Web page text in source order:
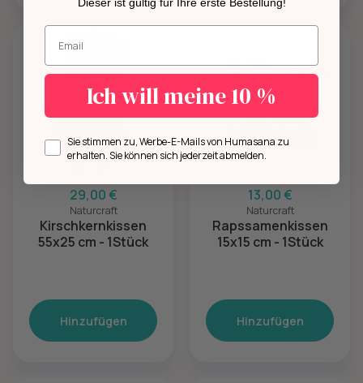
29,00 €
Naturcraft
Kirschkernkissen
55x25 cm - 1Stück
Hinzufügen
13,00 €
Naturcraft
Rapssamenkissen
15x15 cm - 1Stück
Hinzufügen
Geben Sie Ihre E-Mail-Adresse ein.
Ich will meine 10 %
Opt inSie stimmen zu, Werbe-E-Mails von Humasana zu
erhalten. Sie können sich jederzeit abmelden.